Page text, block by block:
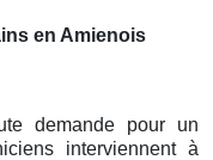
en Amienois
demande pour un
interviennent à